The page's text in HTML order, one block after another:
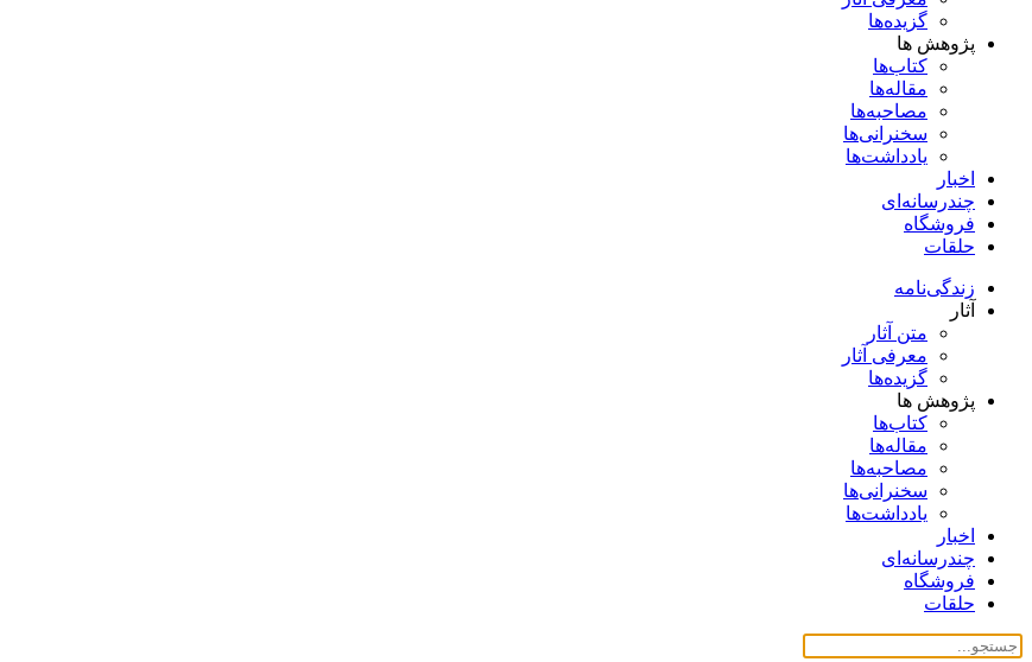
گزیده‌ها
پژوهش ها
کتاب‌ها
مقاله‌ها
مصاحبه‌ها
سخنرانی‌ها
یادداشت‌ها
اخبار
چندرسانه‌ای
فروشگاه
حلقات
زندگی‌نامه
آثار
متن آثار
معرفی آثار
گزیده‌ها
پژوهش ها
کتاب‌ها
مقاله‌ها
مصاحبه‌ها
سخنرانی‌ها
یادداشت‌ها
اخبار
چندرسانه‌ای
فروشگاه
حلقات